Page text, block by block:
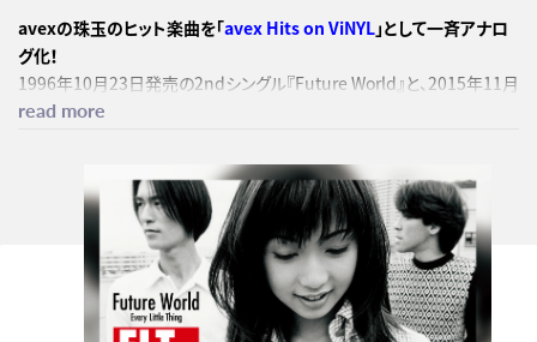
avexの珠玉のヒット楽曲を「avex Hits on ViNYL」として一斉アナロ
グ化！
1996年10月23日発売の2ndシングル『Future World』と、2015年11月
4日発売の47thシングル『KIRA KIRA』を7インチダブルサイダーにてア
read more